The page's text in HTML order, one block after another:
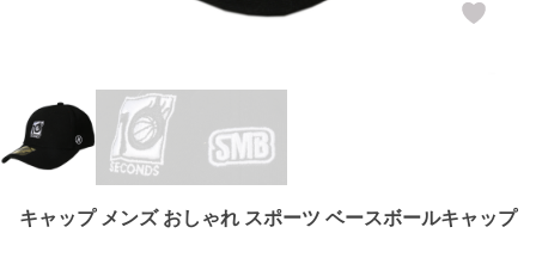
キャップ メンズ おしゃれ スポーツ ベースボールキャップ